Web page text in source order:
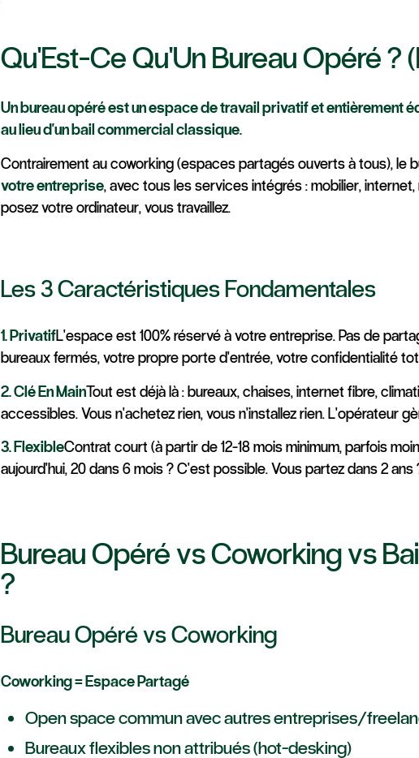
Qu'Est-Ce Qu'Un Bureau Opéré ?
Un bureau opéré est un espace de travail privatif et entièrement
au lieu d'un bail commercial classique.
Contrairement au coworking (espaces partagés ouverts à tous), le
votre entreprise, avec tous les services intégrés : mobilier,
posez votre ordinateur, vous travaillez.
Les 3 Caractéristiques Fondamentales
1. PrivatifL'espace est 100% réservé à votre entreprise. Pas de
bureaux fermés, votre propre porte d'entrée, votre confidentialité
2. Clé En MainTout est déjà là : bureaux, chaises, internet fibre,
accessibles. Vous n'achetez rien, vous n'installez rien. L'opérateur
3. FlexibleContrat court (à partir de 12-18 mois minimum, parfois
aujourd'hui, 20 dans 6 mois ? C'est possible. Vous partez dans 2
Bureau Opéré vs Coworking vs
?
Bureau Opéré vs Coworking
Coworking = Espace Partagé
Open space commun avec autres entreprises/
Bureaux flexibles non attribués (hot-desking)